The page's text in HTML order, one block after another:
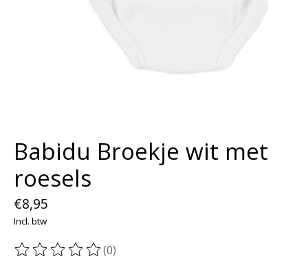
Babidu Broekje wit met
roesels
€8,95
Incl. btw
De beoordeling van dit product is
(0)